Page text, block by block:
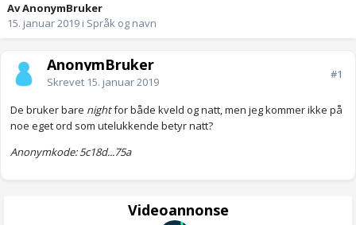
Av AnonymBruker
15. januar 2019 i Språk og navn
AnonymBruker
Skrevet 15. januar 2019
#1
De bruker bare nightfor både kveld og natt, men jeg kommer ikke på
noe eget ord som utelukkende betyr natt?
Anonymkode: 5c18d...75a
Videoannonse